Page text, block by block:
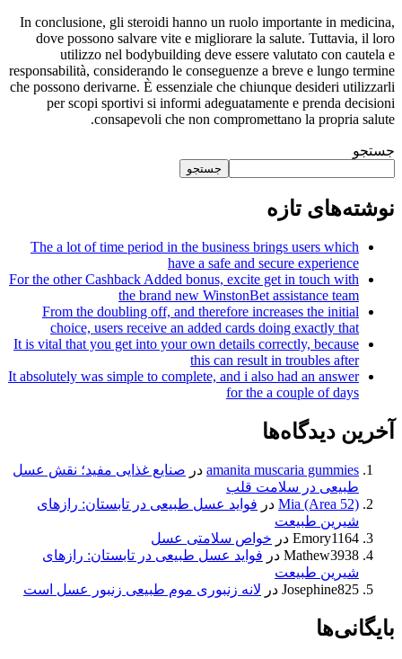
In conclusione, gli steroidi hanno un ruolo importante in medicina,
dove possono salvare vite e migliorare la salute. Tuttavia, il loro
utilizzo nel bodybuilding deve essere valutato con cautela e
responsabilità, considerando le conseguenze a breve e lungo termine
che possono derivarne. È essenziale che chiunque desideri utilizzarli
per scopi sportivi si informi adeguatamente e prenda decisioni
consapevoli che non compromettano la propria salute.
جستجو
جستجو
نوشته‌های تازه
The a lot of time period in the business brings users which
have a safe and secure experience
For the other Cashback Added bonus, excite get in touch with
the brand new WinstonBet assistance team
From the doubling off, and therefore increases the initial
choice, users receive an added cards doing exactly that
It is vital that you get into your own details correctly, because
this can result in troubles after
It absolutely was simple to complete, and i also had an answer
for the a couple of days
آخرین دیدگاه‌ها
amanita muscaria gummies در صنایع غذایی مفید؛ نقش عسل
طبیعی در سلامت قلب
Mia (Area 52) در فواید عسل طبیعی در تابستان: رازهای
شیرین طبیعت
Emory1164 در خواص سلامتی عسل
Mathew3938 در فواید عسل طبیعی در تابستان: رازهای
شیرین طبیعت
Josephine825 در لانه زنبوری موم طبیعی زنبور عسل است
بایگانی‌ها